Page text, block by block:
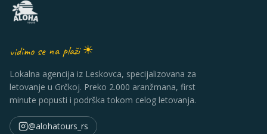
vidimo se na plaži ☀
Lokalna agencija iz Leskovca, specijalizovana za
letovanje u Grčkoj. Preko 2.000 aranžmana, first
minute popusti i podrška tokom celog letovanja.
@alohatours_rs